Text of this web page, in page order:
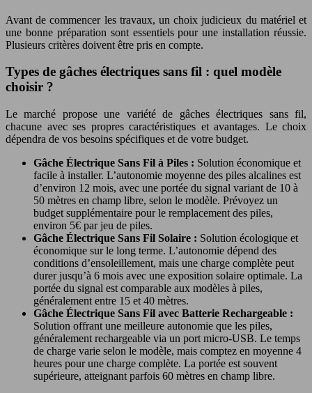
Avant de commencer les travaux, un choix judicieux du matériel et
une bonne préparation sont essentiels pour une installation réussie.
Plusieurs critères doivent être pris en compte.
Types de gâches électriques sans fil : quel modèle
choisir ?
Le marché propose une variété de gâches électriques sans fil,
chacune avec ses propres caractéristiques et avantages. Le choix
dépendra de vos besoins spécifiques et de votre budget.
Gâche Électrique Sans Fil à Piles : Solution économique et
facile à installer. L’autonomie moyenne des piles alcalines est
d’environ 12 mois, avec une portée du signal variant de 10 à
50 mètres en champ libre, selon le modèle. Prévoyez un
budget supplémentaire pour le remplacement des piles,
environ 5€ par jeu de piles.
Gâche Électrique Sans Fil Solaire : Solution écologique et
économique sur le long terme. L’autonomie dépend des
conditions d’ensoleillement, mais une charge complète peut
durer jusqu’à 6 mois avec une exposition solaire optimale. La
portée du signal est comparable aux modèles à piles,
généralement entre 15 et 40 mètres.
Gâche Électrique Sans Fil avec Batterie Rechargeable :
Solution offrant une meilleure autonomie que les piles,
généralement rechargeable via un port micro-USB. Le temps
de charge varie selon le modèle, mais comptez en moyenne 4
heures pour une charge complète. La portée est souvent
supérieure, atteignant parfois 60 mètres en champ libre.